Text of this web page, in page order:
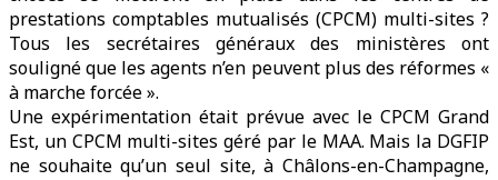
prestations comptables mutualisés (CPCM) multi-sites ?
Tous les secrétaires généraux des ministères ont
souligné que les agents n’en peuvent plus des réformes «
à marche forcée ».
Une expérimentation était prévue avec le CPCM Grand
Est, un CPCM multi-sites géré par le MAA. Mais la DGFIP
ne souhaite qu’un seul site, à Châlons-en-Champagne,